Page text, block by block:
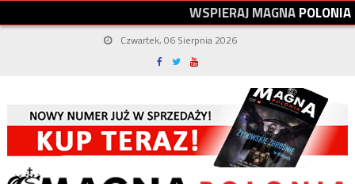
WSPIERAJMAGNAPOLONIA
Czwartek, 06 Sierpnia 2026